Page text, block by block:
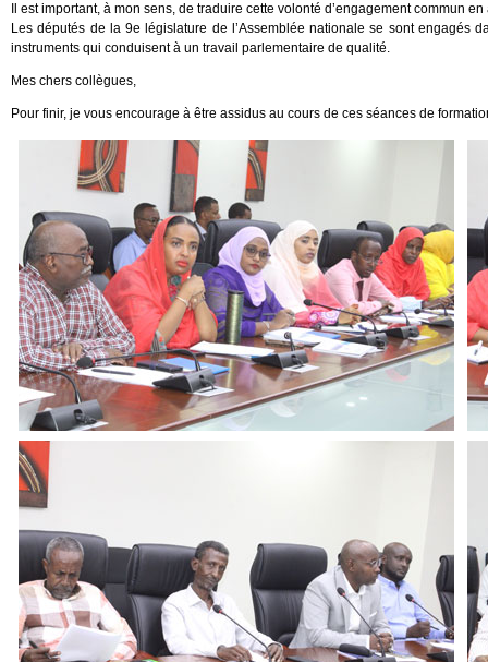
Il est important, à mon sens, de traduire cette volonté d’engagement commun
Les députés de la 9e législature de l’Assemblée nationale se sont engagés
instruments qui conduisent à un travail parlementaire de qualité.
Mes chers collègues,
Pour finir, je vous encourage à être assidus au cours de ces séances de